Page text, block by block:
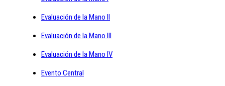
Evaluación de la Mano II
Evaluación de la Mano III
Evaluación de la Mano IV
Evento Central